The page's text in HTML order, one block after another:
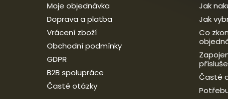
Moje objednávka
Doprava a platba
Vrácení zboží
Obchodní podmínky
GDPR
B2B spolupráce
Časté otázky
Jak
Jak
Co
Časté